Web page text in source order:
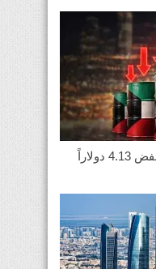
سعر برميل النفط الكويتي ينخفض 4.13 دولاراً